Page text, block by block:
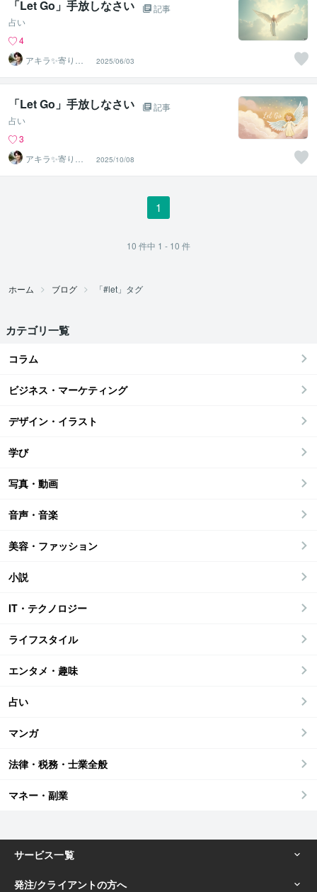
「Let Go」手放しなさい
記事
占い
4
アキラ✨寄り添
う聴き手 迷い不
安の相談室
2025/06/03
「Let Go」手放しなさい
記事
占い
3
アキラ✨寄り添
う聴き手 迷い不
安の相談室
2025/10/08
1
10 件中 1 - 10 件
ホーム ブログ 「#let」タグ
カテゴリ一覧
コラム
ビジネス・マーケティング
デザイン・イラスト
学び
写真・動画
音声・音楽
美容・ファッション
小説
IT・テクノロジー
ライフスタイル
エンタメ・趣味
占い
マンガ
法律・税務・士業全般
マネー・副業